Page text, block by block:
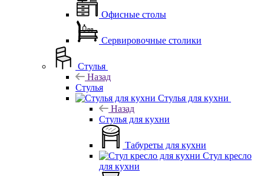
Офисные столы
Сервировочные столики
Стулья
Назад
Стулья
Стулья для кухни
Назад
Стулья для кухни
Табуреты для кухни
Стул кресло
для кухни